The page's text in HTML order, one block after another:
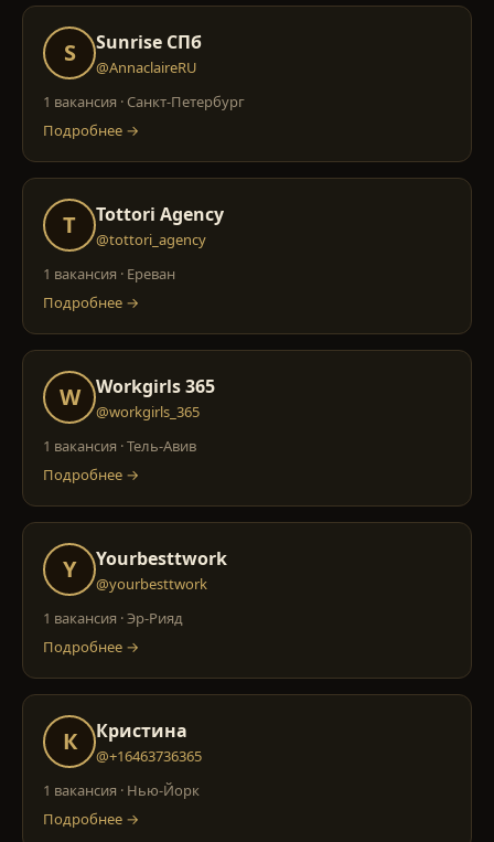
S Sunrise СПб
@AnnaclaireRU
1 вакансия · Санкт-Петербург
Подробнее →
T Tottori Agency
@tottori_agency
1 вакансия · Ереван
Подробнее →
W Workgirls 365
@workgirls_365
1 вакансия ·Тель-Авив
Подробнее →
Y Yourbesttwork
@yourbesttwork
1 вакансия ·Эр-Рияд
Подробнее →
К Кристина
@+16463736365
1 вакансия · Нью-Йорк
Подробнее →